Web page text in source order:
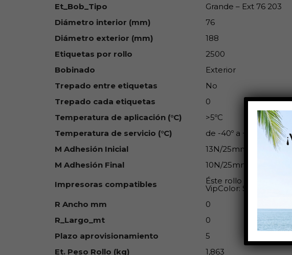
Et_Bob_Tipo
Grande – Ext 76 203
Diámetro interior (mm)
76
Diámetro exterior (mm)
188
Etiquetas por rollo
2500
Bobinado
Exterior
Trepado entre etiquetas
No
Trepado cada etiquetas
0
Temperatura de aplicación (°C)
>5ºC
Temperatura de servicio (°C)
de -40º a +100ºC
M Adhesión Inicial
13N/25mm
M Adhesión Final
10N/25mm
Impresoras compatibles
Éste rollo es
VipColor: SwifColor:
R Ancho mm
0
R_Largo_mt
0
Plazo aprovisionamiento
5
Et. Peso Rollo (kg)
1,863